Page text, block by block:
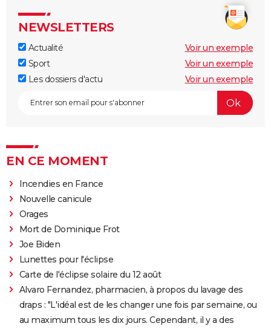
NEWSLETTERS
Actualité
Voir un exemple
Sport
Voir un exemple
Les dossiers d'actu
Voir un exemple
EN CE MOMENT
Incendies en France
Nouvelle canicule
Orages
Mort de Dominique Frot
Joe Biden
Lunettes pour l'éclipse
Carte de l'éclipse solaire du 12 août
Alvaro Fernandez, pharmacien, à propos du lavage des
draps : "L'idéal est de les changer une fois par semaine, ou
au maximum tous les dix jours. Cependant, il y a des